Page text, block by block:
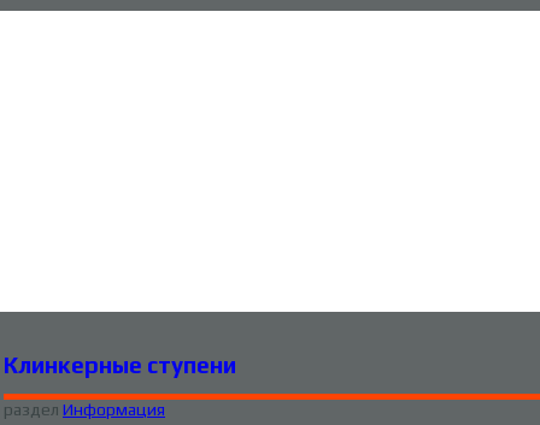
Клинкерные ступени
раздел Информация